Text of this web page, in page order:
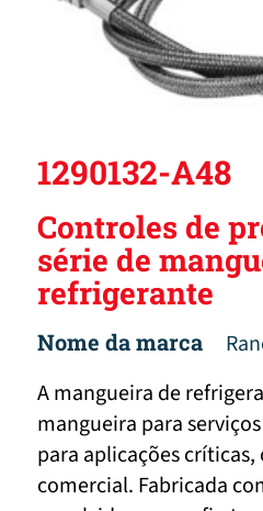
1290132-A48
Controles de
série de
refrigerante
Nome da marca
A mangueira de
mangueira para
para aplicações
comercial. Fabricada